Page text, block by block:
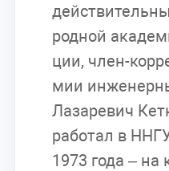
род­ной
ции, член-
мии
Ла­за­ре­вич
ра­бо­тал в
1973 года –